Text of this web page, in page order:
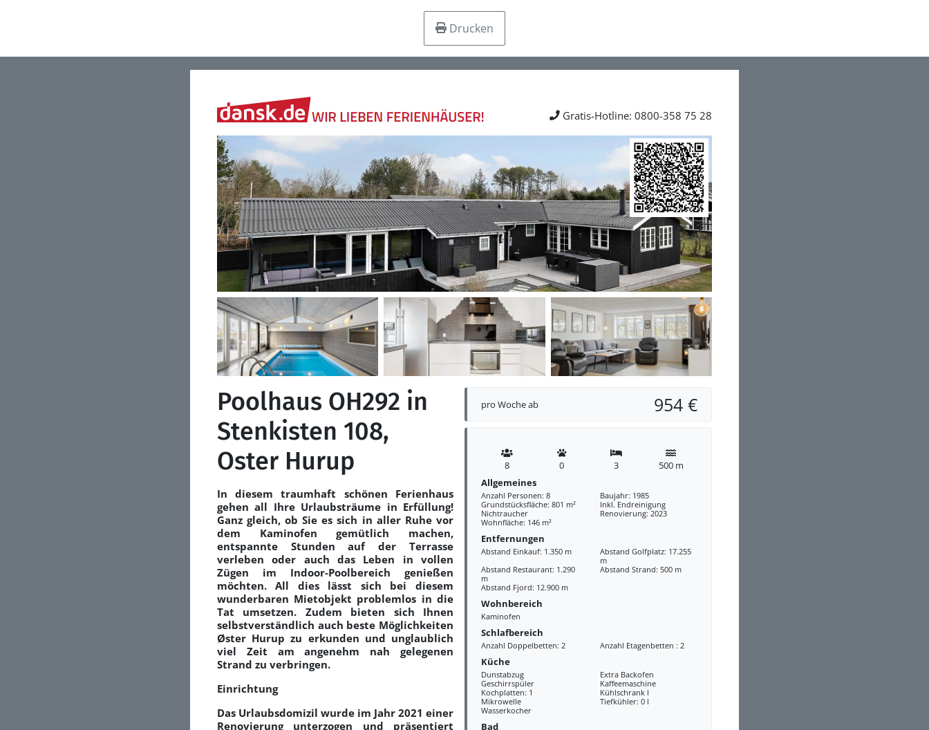
Drucken
Gratis-Hotline: 0800-358 75 28
pro Woche ab 954 €
8 0 3
500 m
Allgemeines
Anzahl Personen: 8
Baujahr: 1985
Grundstücksfläche: 801 m²
Inkl. Endreinigung
Nichtraucher
Renovierung: 2023
Wohnfläche: 146 m²
Entfernungen
Abstand Einkauf: 1.350 m
Abstand Golfplatz: 17.255
m
Abstand Restaurant: 1.290
m
Abstand Strand: 500 m
Abstand Fjord: 12.900 m
Wohnbereich
Kaminofen
Schlafbereich
Anzahl Doppelbetten: 2 Anzahl Etagenbetten : 2
Küche
Dunstabzug
Extra Backofen
Geschirrspüler
Kaffeemaschine
Kochplatten: 1
Kühlschrank l
Mikrowelle
Tiefkühler: 0 l
Wasserkocher
Bad
Poolhaus OH292 in
Stenkisten 108,
Oster Hurup
In diesem traumhaft schönen Ferienhaus
gehen all Ihre Urlaubsträume in Erfüllung!
Ganz gleich, ob Sie es sich in aller Ruhe vor
dem Kaminofen gemütlich machen,
entspannte Stunden auf der Terrasse
verleben oder auch das Leben in vollen
Zügen im Indoor-Poolbereich genießen
möchten. All dies lässt sich bei diesem
wunderbaren Mietobjekt problemlos in die
Tat umsetzen. Zudem bieten sich Ihnen
selbstverständlich auch beste Möglichkeiten
Øster Hurup zu erkunden und unglaublich
viel Zeit am angenehm nah gelegenen
Strand zu verbringen.
Einrichtung
Das Urlaubsdomizil wurde im Jahr 2021 einer
Renovierung unterzogen und präsentiert